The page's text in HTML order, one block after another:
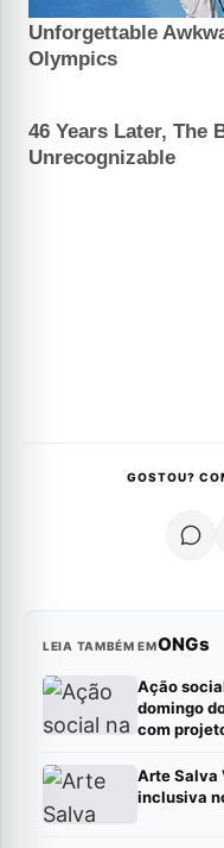
GOSTOU?
LEIA TAMBÉM EMONGs
Ação
domingo
com
Arte Salva
inclusiva